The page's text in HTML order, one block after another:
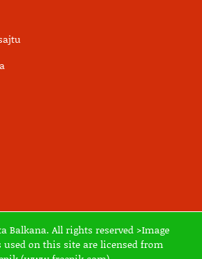
Balkana. All rights reserved >Image
used on this site are licensed from